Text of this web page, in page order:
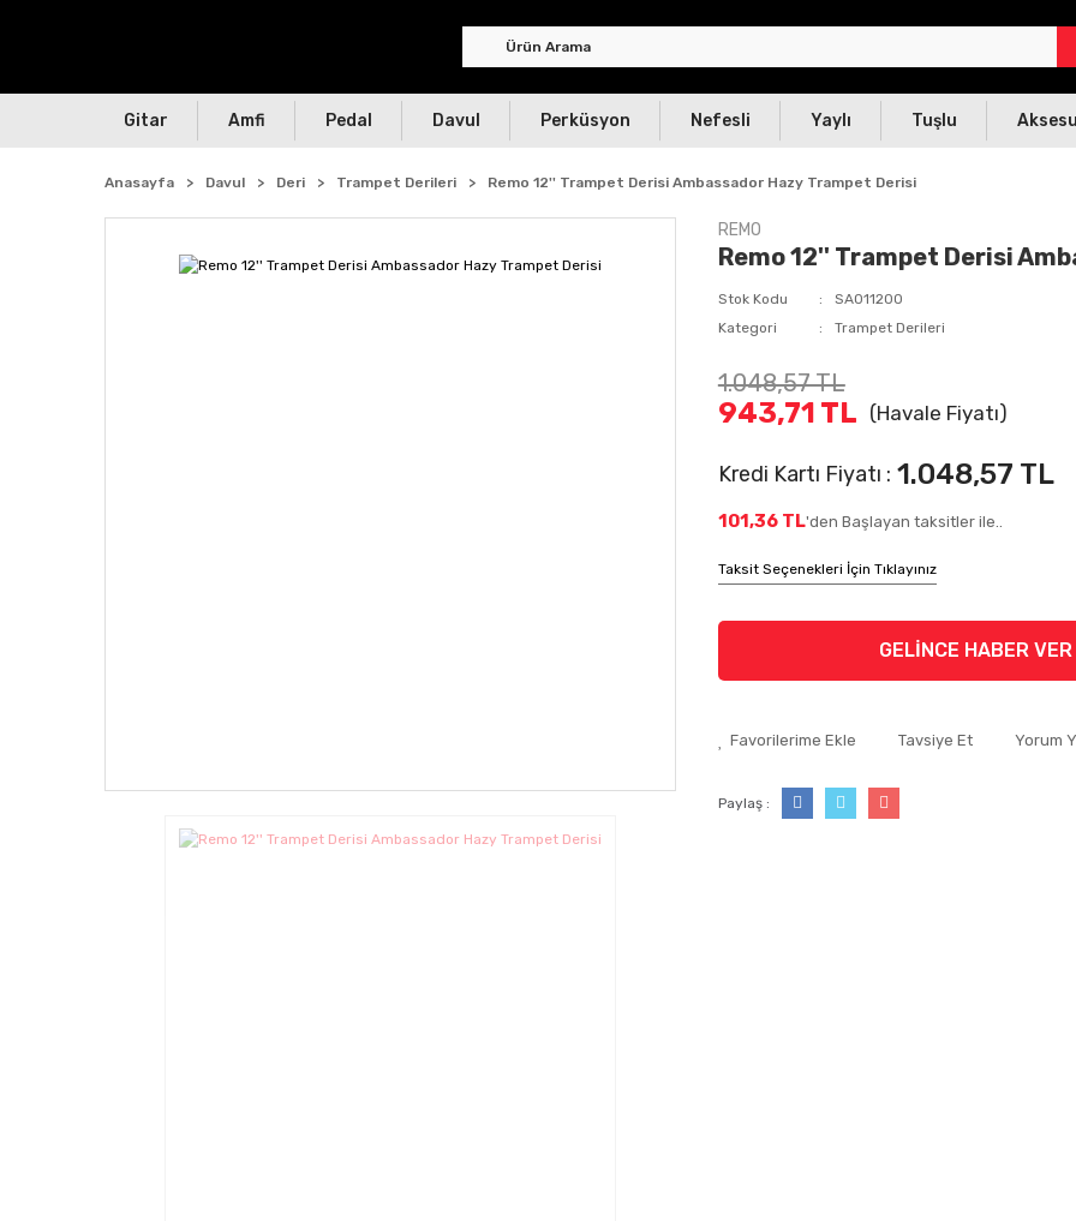
Gitar Amfi Pedal Davul Perküsyon Nefesli Yaylı Tuşlu
Anasayfa Davul Deri Trampet Derileri Remo 12'' Trampet Derisi Ambassador Hazy Trampet Derisi
REMO
Remo 12'' Trampet Derisi
Stok Kodu
SA011200
Kategori
Trampet Derileri
1.048,57 TL
943,71 TL (Havale Fiyatı)
Kredi Kartı Fiyatı : 1.048,57 TL
101,36 TL'den Başlayan taksitler ile..
Taksit Seçenekleri İçin Tıklayınız
GELİNCE HABER VER
Tavsiye Et Yorum
Paylaş :